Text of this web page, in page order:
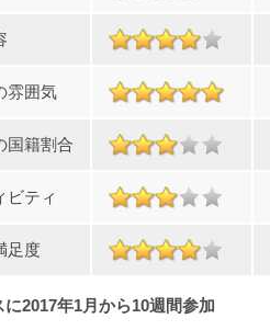
雰囲気
国籍割合
ビティ
足度
に2017年1月から10週間参加